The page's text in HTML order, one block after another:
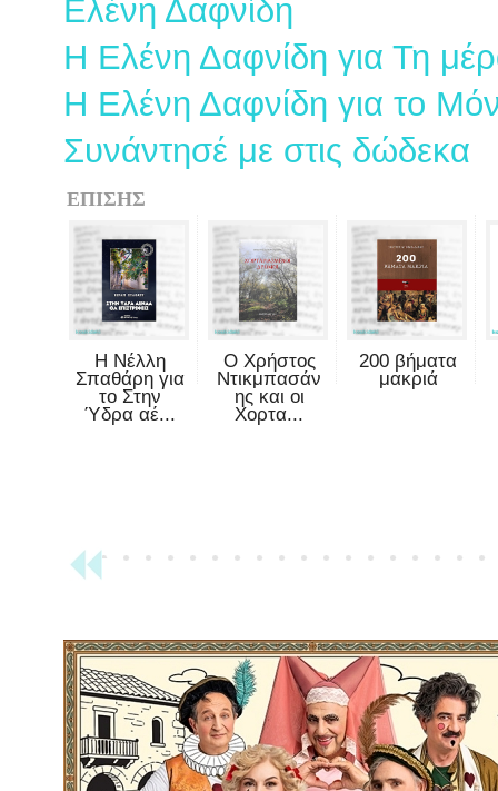
Ελένη Δαφνίδη
Η Ελένη Δαφνίδη για Τη
Η Ελένη Δαφνίδη για το
Συνάντησέ με στις δώδεκα
ΕΠΙΣΗΣ
Η Νέλλη
Σπαθάρη για
το Στην
Ύδρα αέ...
Ο Χρήστος
Ντικμπασάν
ης και οι
Χορτα...
200 βήματα
μακριά